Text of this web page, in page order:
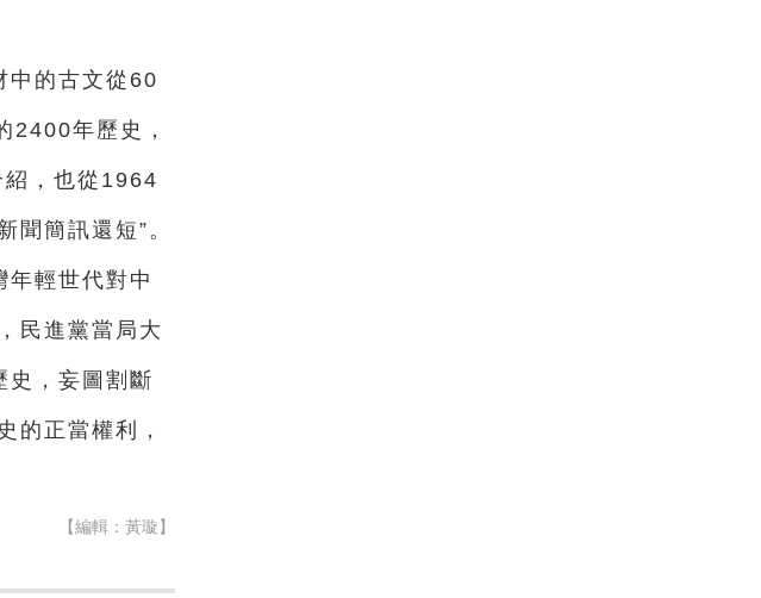
中的古文從60
2400年歷史，
，也從1964
簡訊還短”。
年輕世代對中
民進黨當局大
史，妄圖割斷
的正當權利，
【編輯：黃璇】